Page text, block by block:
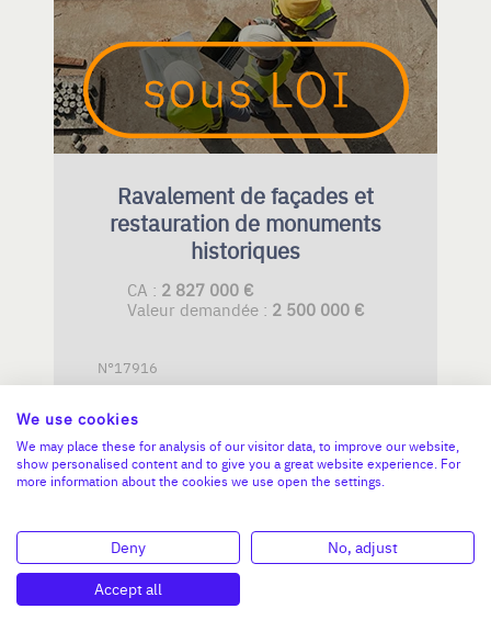
Ravalement de façades et
restauration de monuments
historiques
CA : 2 827 000 €
Valeur demandée : 2 500 000 €
N°17916
NOUVELLE-AQUITAINE
We use cookies
We may place these for analysis of our visitor data, to improve our website,
show personalised content and to give you a great website experience. For
more information about the cookies we use open the settings.
Deny
No, adjust
Accept all